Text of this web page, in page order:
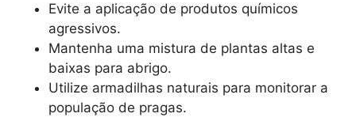
Evite a aplicação de produtos químicos
agressivos.
Mantenha uma mistura de plantas altas e
baixas para abrigo.
Utilize armadilhas naturais para monitorar a
população de pragas.